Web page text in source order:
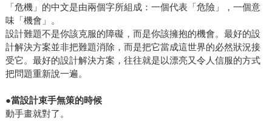
「危機」的中文是由兩個字所組成：一個代表「危險」，一個意
味「機會」。
設計難題不是你該克服的障礙，而是你該擁抱的機會。最好的設
計解決方案並非把難題消除，而是把它當成這世界的必然狀況接
受它。最好的設計解決方案，往往就是以漂亮又令人信服的方式
把問題重新說一遍。
●當設計束手無策的時候
動手畫就對了。